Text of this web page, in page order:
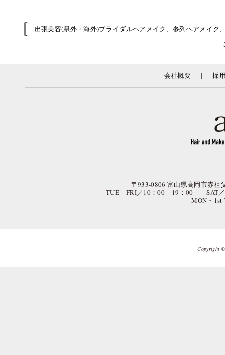
出張美容(県外・海外)ブライダルヘアメイク、参列ヘアメイ
会社概要 | 採
〒933-0806 富山県高岡市赤
TUE − FRI／10：00 − 19：00 SAT
MON・1st
Copyright